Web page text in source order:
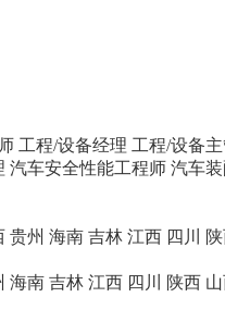
工程/设备经理 工程/设备
汽车安全性能工程师 汽车
贵州 海南 吉林 江西 四川
海南 吉林 江西 四川 陕西